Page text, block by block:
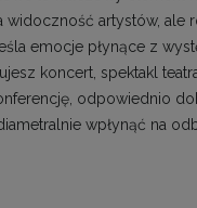
widoczność artystów, ale
emocje płynące z
koncert, spektakl
odpowiednio
wpłynąć na